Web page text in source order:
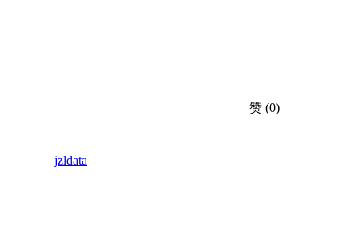
赞 (0)
jzldata